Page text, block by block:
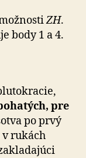
ZH.
body 1 a 4.
pre
po prvý
rukách